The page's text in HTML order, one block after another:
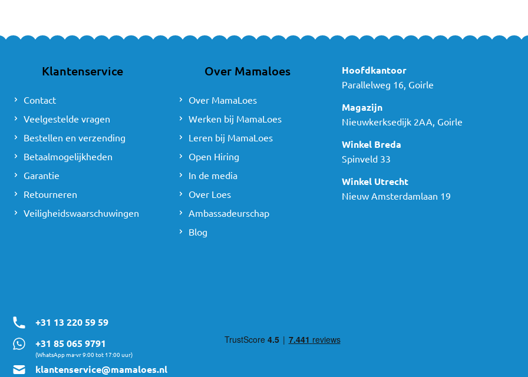
Klantenservice
Contact
Veelgestelde vragen
Bestellen en verzending
Betaalmogelijkheden
Garantie
Retourneren
Veiligheidswaarschuwingen
Over Mamaloes
Over MamaLoes
Werken bij MamaLoes
Leren bij MamaLoes
Open Hiring
In de media
Over Loes
Ambassadeurschap
Blog
Hoofdkantoor
Parallelweg 16, Goirle
Magazijn
Nieuwkerksedijk 2AA, Goirle
Winkel Breda
Spinveld 33
Winkel Utrecht
Nieuw Amsterdamlaan 19
+31 13 220 59 59
+31 85 065 9791
(WhatsApp ma-vr 9:00 tot 17:00 uur)
klantenservice@mamaloes.nl